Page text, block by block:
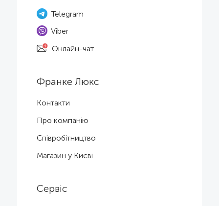
Telegram
Viber
Онлайн-чат
Франке Люкс
Контакти
Про компанію
Співробітництво
Магазин у Києві
Сервіс